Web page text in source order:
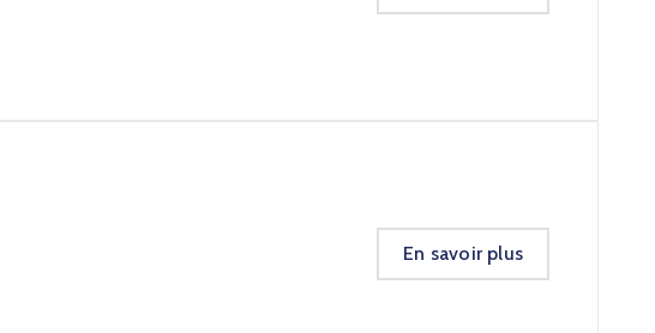
En savoir plus